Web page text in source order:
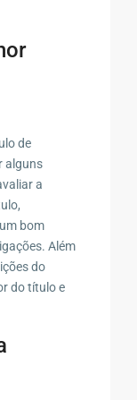
de
alguns
a
bom
Além
do
do título e